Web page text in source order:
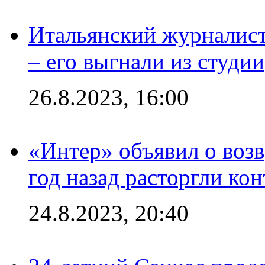
Итальянский
– его выгнали из студии
26.8.2023, 16:00
«Интер» объявил о
год назад расторгли
24.8.2023, 20:40